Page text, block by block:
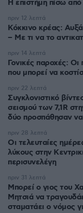
Η επιστήμη πίσω
Κόκκινο κρέας:
– Με τι να το
πριν 12 λεπτά
Γονικές παροχές:
που μπορεί να
πριν 14 λεπτά
Συγκλονιστικό
σεισμού των 7,1R
δύο προσπάθησαν
πριν 22 λεπτά
Οι τελευταίες
λύκους στην
περισυνελέγη
πριν 28 λεπτά
Μπορεί ο γιος του
Μητσιά να
σταματάει ο νόμος
πριν 31 λεπτά